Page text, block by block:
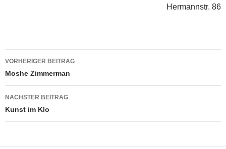
Hermannstr. 86
Beitragsnavigation
VORHERIGER BEITRAG
Moshe Zimmerman
NÄCHSTER BEITRAG
Kunst im Klo